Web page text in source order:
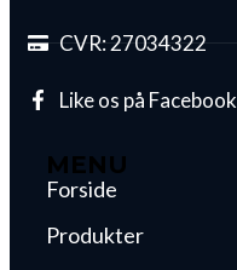
CVR: 27034322
Like os på Facebook
MENU
Forside
Produkter